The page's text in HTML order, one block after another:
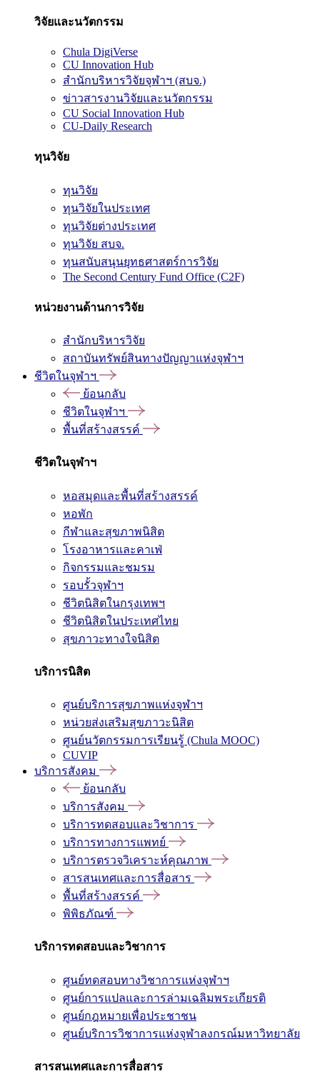
วิจัยและนวัตกรรม
Chula DigiVerse
CU Innovation Hub
สำนักบริหารวิจัยจุฬาฯ (สบจ.)
ข่าวสารงานวิจัยและนวัตกรรม
CU Social Innovation Hub
CU-Daily Research
ทุนวิจัย
ทุนวิจัย
ทุนวิจัยในประเทศ
ทุนวิจัยต่างประเทศ
ทุนวิจัย สบจ.
ทุนสนับสนุนยุทธศาสตร์การวิจัย
The Second Century Fund Office (C2F)
หน่วยงานด้านการวิจัย
สำนักบริหารวิจัย
สถาบันทรัพย์สินทางปัญญาแห่งจุฬาฯ
ชีวิตในจุฬาฯ
ย้อนกลับ
ชีวิตในจุฬาฯ
พื้นที่สร้างสรรค์
ชีวิตในจุฬาฯ
หอสมุดและพื้นที่สร้างสรรค์
หอพัก
กีฬาและสุขภาพนิสิต
โรงอาหารและคาเฟ่
กิจกรรมและชมรม
รอบรั้วจุฬาฯ
ชีวิตนิสิตในกรุงเทพฯ
ชีวิตนิสิตในประเทศไทย
สุขภาวะทางใจนิสิต
บริการนิสิต
ศูนย์บริการสุขภาพแห่งจุฬาฯ
หน่วยส่งเสริมสุขภาวะนิสิต
ศูนย์นวัตกรรมการเรียนรู้ (Chula MOOC)
CUVIP
บริการสังคม
ย้อนกลับ
บริการสังคม
บริการทดสอบและวิชาการ
บริการทางการแพทย์
บริการตรวจวิเคราะห์คุณภาพ
สารสนเทศและการสื่อสาร
พื้นที่สร้างสรรค์
พิพิธภัณฑ์
บริการทดสอบและวิชาการ
ศูนย์ทดสอบทางวิชาการแห่งจุฬาฯ
ศูนย์การแปลและการล่ามเฉลิมพระเกียรติ
ศูนย์กฎหมายเพื่อประชาชน
ศูนย์บริการวิชาการแห่งจุฬาลงกรณ์มหาวิทยาลัย
สารสนเทศและการสื่อสาร